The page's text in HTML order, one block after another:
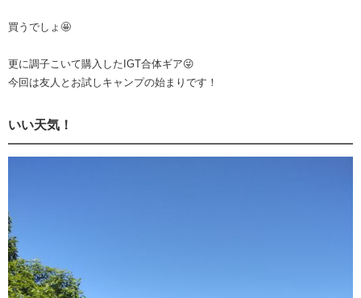
買うでしょ🤩
更に調子こいて購入したIGT合体ギア😜
今回は友人とお試しキャンプの始まりです！
いい天気！